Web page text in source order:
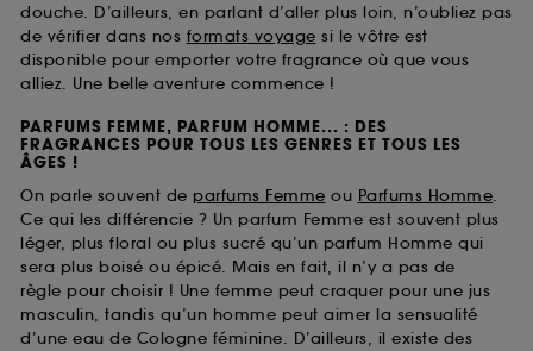
douche. D’ailleurs, en parlant d’aller plus loin, n’oubliez pas
de vérifier dans nos formats voyage si le vôtre est
disponible pour emporter votre fragrance où que vous
alliez. Une belle aventure commence !
PARFUMS FEMME, PARFUM HOMME... : DES
FRAGRANCES POUR TOUS LES GENRES ET TOUS LES
ÂGES !
On parle souvent de parfums Femme ou Parfums Homme.
Ce qui les différencie ? Un parfum Femme est souvent plus
léger, plus floral ou plus sucré qu’un parfum Homme qui
sera plus boisé ou épicé. Mais en fait, il n’y a pas de
règle pour choisir ! Une femme peut craquer pour une jus
masculin, tandis qu’un homme peut aimer la sensualité
d’une eau de Cologne féminine. D’ailleurs, il existe des